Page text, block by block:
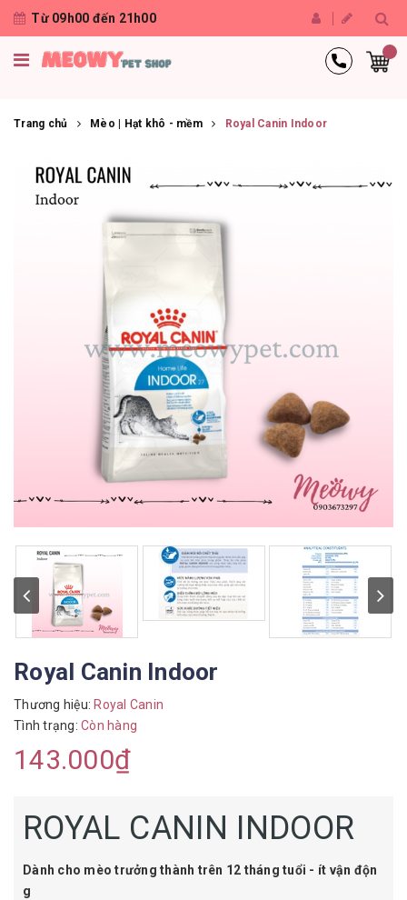
Từ 09h00 đến 21h00
Trang chủ Mèo | Hạt khô - mềm Royal Canin Indoor
Royal Canin Indoor
Thương hiệu: Royal Canin
Tình trạng: Còn hàng
143.000₫
ROYAL CANIN INDOOR
Dành cho mèo trưởng thành trên 12 tháng tuổi - ít vận độn
g